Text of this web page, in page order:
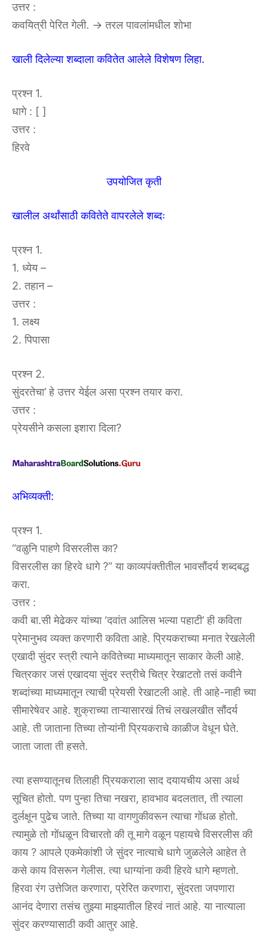
उत्तर :
कवयित्री पेरित गेली. → तरल पावलांमधील शोभा
खाली दिलेल्या शब्दाला कवितेत आलेले विशेषण लिहा.
प्रश्न 1.
धागे : [ ]
उत्तर :
हिरवे
उपयोजित कृती
खालील अर्थांसाठी कवितेते वापरलेले शब्दः
प्रश्न 1.
1. ध्येय –
2. तहान –
उत्तर :
1. लक्ष्य
2. पिपासा
प्रश्न 2.
सुंदरतेचा’ हे उत्तर येईल असा प्रश्न तयार करा.
उत्तर :
प्रेयसीने कसला इशारा दिला?
अभिव्यक्ती:
प्रश्न 1.
“वळुनि पाहणे विसरलीस का?
विसरलीस का हिरवे धागे ?” या काव्यपंक्तीतील भावसौंदर्य शब्दबद्ध
करा.
उत्तर :
कवी बा.सी मेढेकर यांच्या ‘दवांत आलिस भल्या पहाटी’ ही कविता
प्रेमानुभव व्यक्त करणारी कविता आहे. प्रियकराच्या मनात रेखलेली
एखादी सुंदर स्त्री त्याने कवितेच्या माध्यमातून साकार केली आहे.
चित्रकार जसं एखादया सुंदर स्त्रीचे चित्र रेखाटतो तसं कवीने
शब्दांच्या माध्यमातून त्याची प्रेयसी रेखाटली आहे. ती आहे-नाही च्या
सीमारेषेवर आहे. शुक्राच्या ताऱ्यासारखं तिचं लखलखीत सौंदर्य
आहे. ती जाताना तिच्या तोऱ्यांनी प्रियकराचे काळीज वेधून घेते.
जाता जाता ती हसते.
त्या हसण्यातूनच तिलाही प्रियकराला साद दयायचीय असा अर्थ
सूचित होतो. पण पुन्हा तिचा नखरा, हावभाव बदलतात, ती त्याला
दुर्लक्षून पुढेच जाते. तिच्या या वागणुकीवरून त्याचा गोंधळ होतो.
त्यामुळे तो गोंधळून विचारतो की तू मागे वळून पहायचे विसरलीस की
काय ? आपले एकमेकांशी जे सुंदर नात्याचे धागे जुळलेले आहेत ते
कसे काय विसरून गेलीस. त्या धाग्यांना कवी हिरवे धागे म्हणतो.
हिरवा रंग उत्तेजित करणारा, प्रेरित करणारा, सुंदरता जपणारा
आनंद देणारा तसंच तुझ्या माझ्यातील हिरवं नातं आहे. या नात्याला
सुंदर करण्यासाठी कवी आतुर आहे.